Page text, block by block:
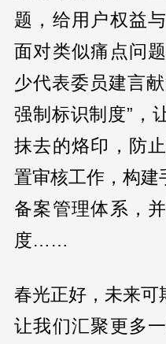
题，给用户权益
面对类似痛点问
少代表委员建言
强制标识制度”，
抹去的烙印，防
置审核工作，构建
备案管理体系，
度……
春光正好，未来可
让我们汇聚更多